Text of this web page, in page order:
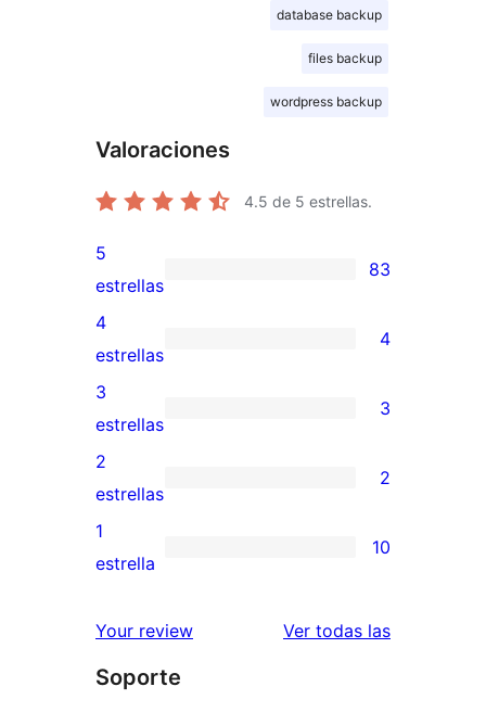
database backup
files backup
wordpress backup
Valoraciones
4.5 de 5 estrellas.
83
valoraciones
de
5
estrellas
5
estrellas
83
4
valoraciones
de
4
estrellas
4
estrellas
4
3
valoraciones
de
3
estrellas
3
estrellas
3
2
valoraciones
de
estrellas
2
estrellas
2
10
de
estrellas
1
estrella
10
Your review Ver todas las
Soporte